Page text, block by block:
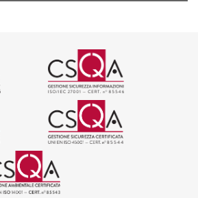
ISO 9001
Logo
ISO 37001
Logo
certificazione ISO